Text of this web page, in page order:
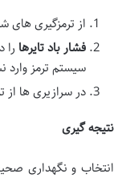
از ترمزگیری های
فشار باد تایرها را
سیستم ترمز وارد
در سرازیری ها از
نتیجه گیری
انتخاب و نگهداری